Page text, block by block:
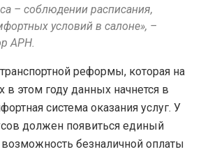
– соблюдении расписания,
условий в салоне», –
АРН.
реформы, которая на
в этом году данных начнется в
система оказания услуг. У
должен появиться единый
безналичной оплаты